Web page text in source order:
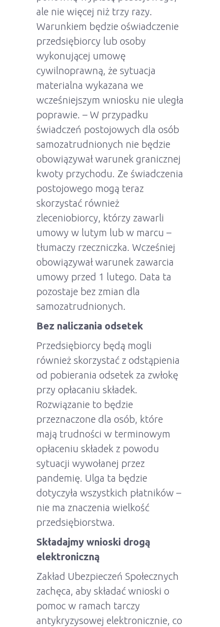
ale nie więcej niż trzy razy.
Warunkiem będzie oświadczenie
przedsiębiorcy lub osoby
wykonującej umowę
cywilnoprawną, że sytuacja
materialna wykazana we
wcześniejszym wniosku nie uległa
poprawie. – W przypadku
świadczeń postojowych dla osób
samozatrudnionych nie będzie
obowiązywał warunek granicznej
kwoty przychodu. Ze świadczenia
postojowego mogą teraz
skorzystać również
zleceniobiorcy, którzy zawarli
umowy w lutym lub w marcu –
tłumaczy rzeczniczka. Wcześniej
obowiązywał warunek zawarcia
umowy przed 1 lutego. Data ta
pozostaje bez zmian dla
samozatrudnionych.
Bez naliczania odsetek
Przedsiębiorcy będą mogli
również skorzystać z odstąpienia
od pobierania odsetek za zwłokę
przy opłacaniu składek.
Rozwiązanie to będzie
przeznaczone dla osób, które
mają trudności w terminowym
opłaceniu składek z powodu
sytuacji wywołanej przez
pandemię. Ulga ta będzie
dotyczyła wszystkich płatników –
nie ma znaczenia wielkość
przedsiębiorstwa.
Składajmy wnioski drogą
elektroniczną
Zakład Ubezpieczeń Społecznych
zachęca, aby składać wnioski o
pomoc w ramach tarczy
antykryzysowej elektronicznie, co